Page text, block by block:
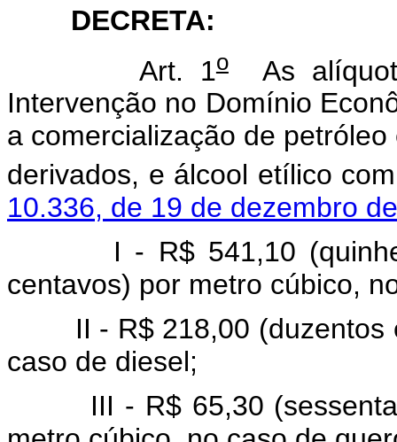
DECRETA:
Art. 1oAs
Intervenção no Domínio
a comercialização de
derivados, e álcool etílico
10.336, de 19 de dezembro
I - R$ 541,10
centavos) por metro cúbico,
II - R$ 218,00 (duzentos e
caso de diesel;
III - R$ 65,30 (sessenta